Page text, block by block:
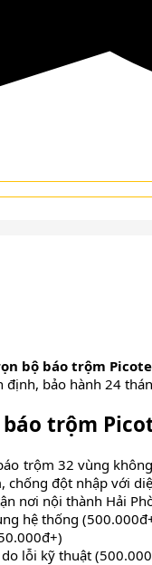
bộ báo trộm
bảo hành 24
trộm
trộm 32 vùng
chống đột nhập với
nơi nội thành Hải
hệ thống
lỗi kỹ thuật